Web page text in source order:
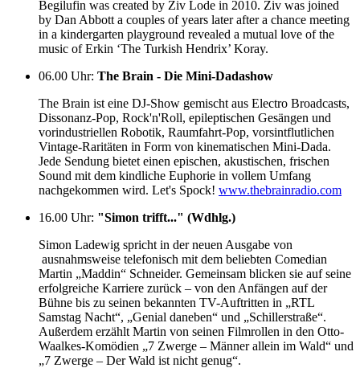
Begilufin was created by Ziv Lode in 2010. Ziv was joined
by Dan Abbott a couples of years later after a chance meeting
in a kindergarten playground revealed a mutual love of the
music of Erkin ‘The Turkish Hendrix’ Koray.
06.00 Uhr: The Brain - Die Mini-Dadashow
The Brain ist eine DJ-Show gemischt aus Electro Broadcasts,
Dissonanz-Pop, Rock'n'Roll, epileptischen Gesängen und
vorindustriellen Robotik, Raumfahrt-Pop, vorsintflutlichen
Vintage-Raritäten in Form von kinematischen Mini-Dada.
Jede Sendung bietet einen epischen, akustischen, frischen
Sound mit dem kindliche Euphorie in vollem Umfang
nachgekommen wird. Let's Spock! www.thebrainradio.com
16.00 Uhr: "Simon trifft..." (Wdhlg.)
Simon Ladewig spricht in der neuen Ausgabe von
ausnahmsweise telefonisch mit dem beliebten Comedian
Martin „Maddin“ Schneider. Gemeinsam blicken sie auf seine
erfolgreiche Karriere zurück – von den Anfängen auf der
Bühne bis zu seinen bekannten TV-Auftritten in „RTL
Samstag Nacht“, „Genial daneben“ und „Schillerstraße“.
Außerdem erzählt Martin von seinen Filmrollen in den Otto-
Waalkes-Komödien „7 Zwerge – Männer allein im Wald“ und
„7 Zwerge – Der Wald ist nicht genug“.